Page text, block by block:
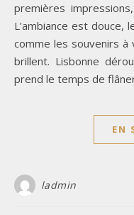
premières
L’ambiance est
comme les souvenirs
brillent. Lisbonne
prend le temps de
EN
ladmin